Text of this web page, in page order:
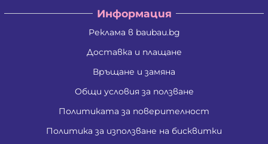
Информация
Реклама в baubau.bg
Доставка и плащане
Връщане и замяна
Общи условия за ползване
Политиката за поверителност
Политика за използване на бисквитки